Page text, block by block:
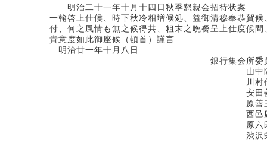
明治二十一年十月十四日秋季懇親会招待状案
一翰啓上仕候、時下秋冷相増候処、益御清穆奉恭賀
付、何之風情も無之候得共、粗末之晩餐呈上仕度候
貴意度如此御座候（頓首）謹言
明治廿一年十月八日
銀行集会所委
山中隣之
川村伝
安田善四
原善三
西邑乕四
原六
渋沢栄